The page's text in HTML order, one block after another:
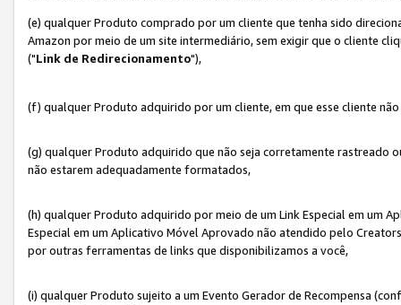
(e) qualquer Produto comprado por um cliente que tenha sido
Amazon por meio de um site intermediário, sem exigir que o cliente
("Link de Redirecionamento"),
(f) qualquer Produto adquirido por um cliente, em que esse cliente
(g) qualquer Produto adquirido que não seja corretamente rastreado
não estarem adequadamente formatados,
(h) qualquer Produto adquirido por meio de um Link Especial em um
Especial em um Aplicativo Móvel Aprovado não atendido pelo
por outras ferramentas de links que disponibilizamos a você,
(i) qualquer Produto sujeito a um Evento Gerador de Recompensa